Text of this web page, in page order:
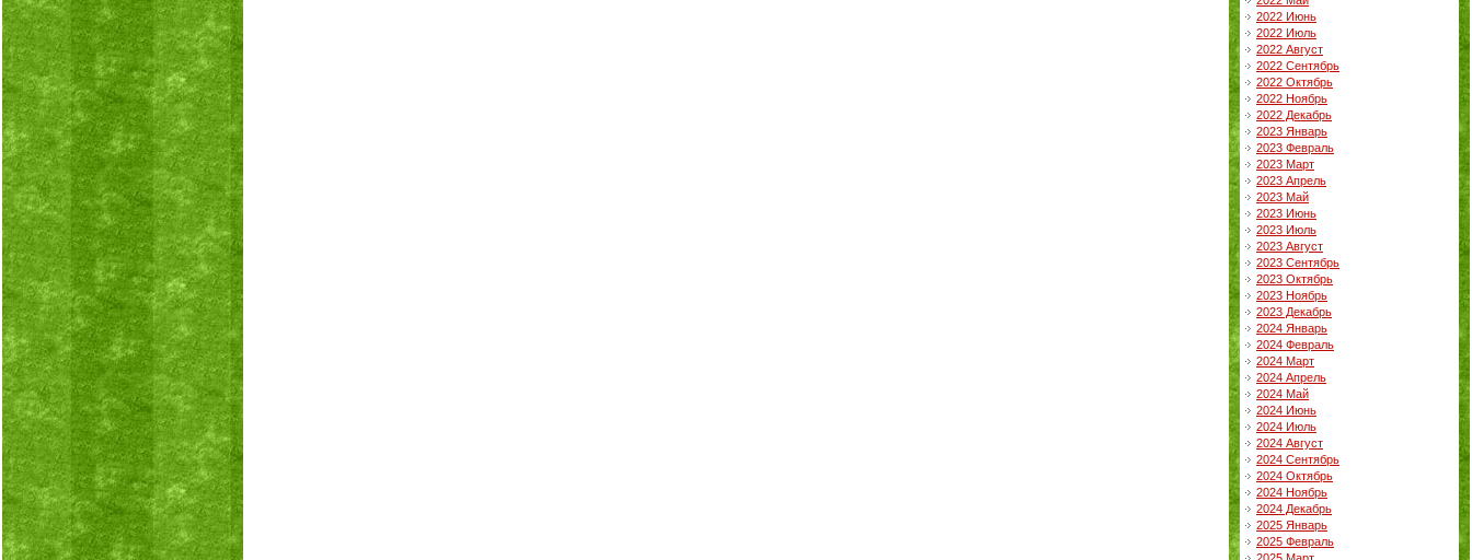
2022 Июнь
2022 Июль
2022 Август
2022 Сентябрь
2022 Октябрь
2022 Ноябрь
2022 Декабрь
2023 Январь
2023 Февраль
2023 Март
2023 Апрель
2023 Май
2023 Июнь
2023 Июль
2023 Август
2023 Сентябрь
2023 Октябрь
2023 Ноябрь
2023 Декабрь
2024 Январь
2024 Февраль
2024 Март
2024 Апрель
2024 Май
2024 Июнь
2024 Июль
2024 Август
2024 Сентябрь
2024 Октябрь
2024 Ноябрь
2024 Декабрь
2025 Январь
2025 Февраль